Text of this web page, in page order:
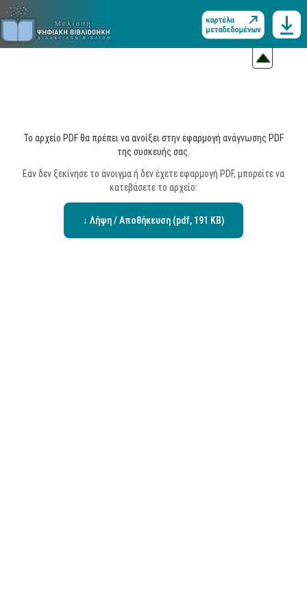
Το αρχείο PDF θα πρέπει να ανοίξει στην εφαρμογή ανάγνωσης PDF
της συσκευής σας.
Εάν δεν ξεκίνησε το άνοιγμα ή δεν έχετε εφαρμογή PDF, μπορείτε να
κατεβάσετε το αρχείο:
↓ Λήψη / Αποθήκευση (pdf, 191 KB)